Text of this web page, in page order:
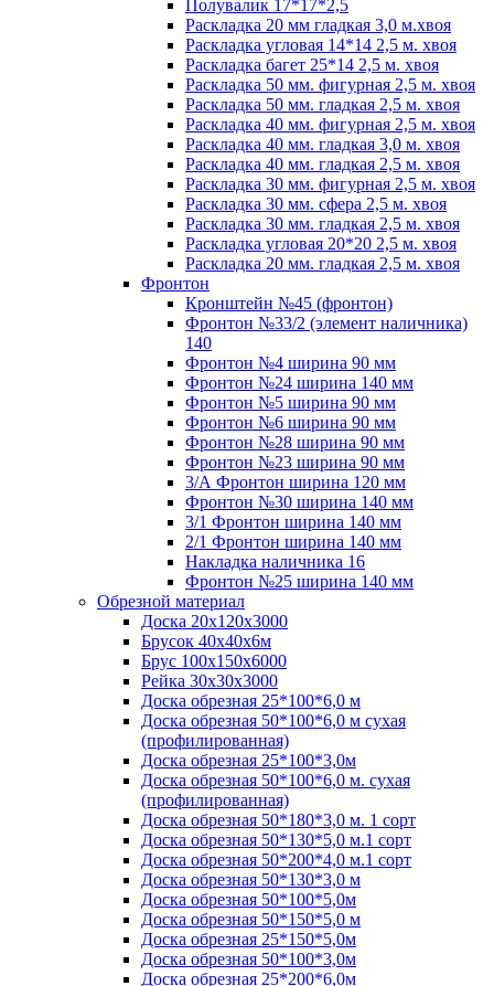
Полувалик 17*17*2,5
Раскладка 20 мм гладкая 3,0 м.хвоя
Раскладка угловая 14*14 2,5 м. хвоя
Раскладка багет 25*14 2,5 м. хвоя
Раскладка 50 мм. фигурная 2,5 м. хвоя
Раскладка 50 мм. гладкая 2,5 м. хвоя
Раскладка 40 мм. фигурная 2,5 м. хвоя
Раскладка 40 мм. гладкая 3,0 м. хвоя
Раскладка 40 мм. гладкая 2,5 м. хвоя
Раскладка 30 мм. фигурная 2,5 м. хвоя
Раскладка 30 мм. сфера 2,5 м. хвоя
Раскладка 30 мм. гладкая 2,5 м. хвоя
Раскладка угловая 20*20 2,5 м. хвоя
Раскладка 20 мм. гладкая 2,5 м. хвоя
Фронтон
Кронштейн №45 (фронтон)
Фронтон №33/2 (элемент наличника)
140
Фронтон №4 ширина 90 мм
Фронтон №24 ширина 140 мм
Фронтон №5 ширина 90 мм
Фронтон №6 ширина 90 мм
Фронтон №28 ширина 90 мм
Фронтон №23 ширина 90 мм
3/А Фронтон ширина 120 мм
Фронтон №30 ширина 140 мм
3/1 Фронтон ширина 140 мм
2/1 Фронтон ширина 140 мм
Накладка наличника 16
Фронтон №25 ширина 140 мм
Обрезной материал
Доска 20х120х3000
Брусок 40х40х6м
Брус 100х150х6000
Рейка 30х30х3000
Доска обрезная 25*100*6,0 м
Доска обрезная 50*100*6,0 м сухая
(профилированная)
Доска обрезная 25*100*3,0м
Доска обрезная 50*100*6,0 м. сухая
(профилированная)
Доска обрезная 50*180*3,0 м. 1 сорт
Доска обрезная 50*130*5,0 м.1 сорт
Доска обрезная 50*200*4,0 м.1 сорт
Доска обрезная 50*130*3,0 м
Доска обрезная 50*100*5,0м
Доска обрезная 50*150*5,0 м
Доска обрезная 25*150*5,0м
Доска обрезная 50*100*3,0м
Доска обрезная 25*200*6,0м